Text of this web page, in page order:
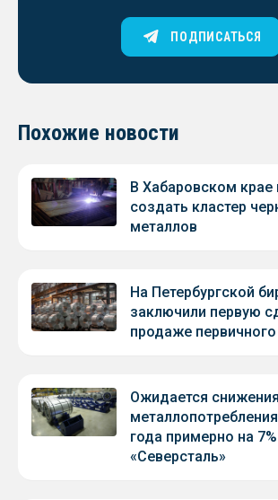
ПОДПИСАТЬСЯ
Похожие новости
В Хабаровском крае
создать кластер
металлов
На Петербургской
заключили первую
продаже
Ожидается снижения
года примерно на
«Северсталь»